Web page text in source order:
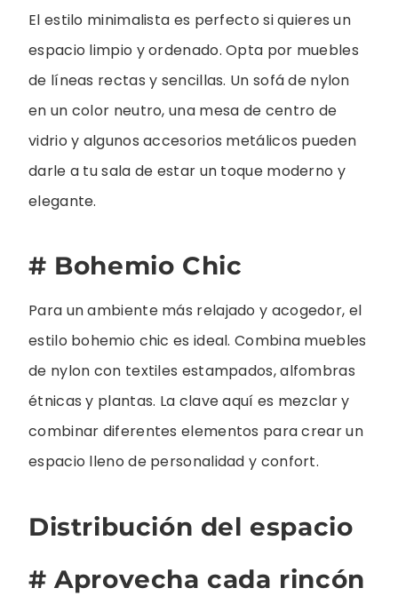
El estilo minimalista es perfecto si quieres un
espacio limpio y ordenado. Opta por muebles
de líneas rectas y sencillas. Un sofá de nylon
en un color neutro, una mesa de centro de
vidrio y algunos accesorios metálicos pueden
darle a tu sala de estar un toque moderno y
elegante.
# Bohemio Chic
Para un ambiente más relajado y acogedor, el
estilo bohemio chic es ideal. Combina muebles
de nylon con textiles estampados, alfombras
étnicas y plantas. La clave aquí es mezclar y
combinar diferentes elementos para crear un
espacio lleno de personalidad y confort.
Distribución del espacio
# Aprovecha cada rincón